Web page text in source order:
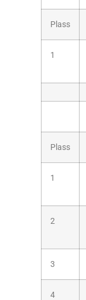
Plass
1
Plass
1
2
3
4